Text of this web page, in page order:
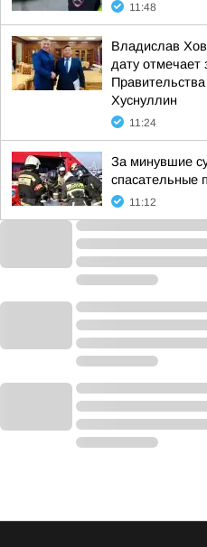
11:48
Владислав
дату отмечает
Хуснуллин
11:24
За минувшие
спасательные
11:12